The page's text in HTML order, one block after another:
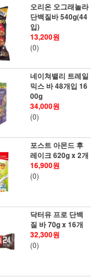
오리온 오그래놀라
단백질바 540g(44
입)
13,200원
(0)
네이쳐밸리 트레일
믹스 바 48개입 16
00g
34,000원
(0)
포스트 아몬드 후
레이크 620g x 2개
16,900원
(0)
닥터유 프로 단백
질 바 70g x 16개
32,300원
(0)